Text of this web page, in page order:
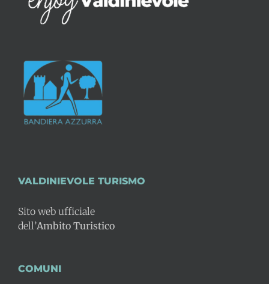
VALDINIEVOLE TURISMO
Sito web ufficiale
dell’Ambito Turistico
COMUNI